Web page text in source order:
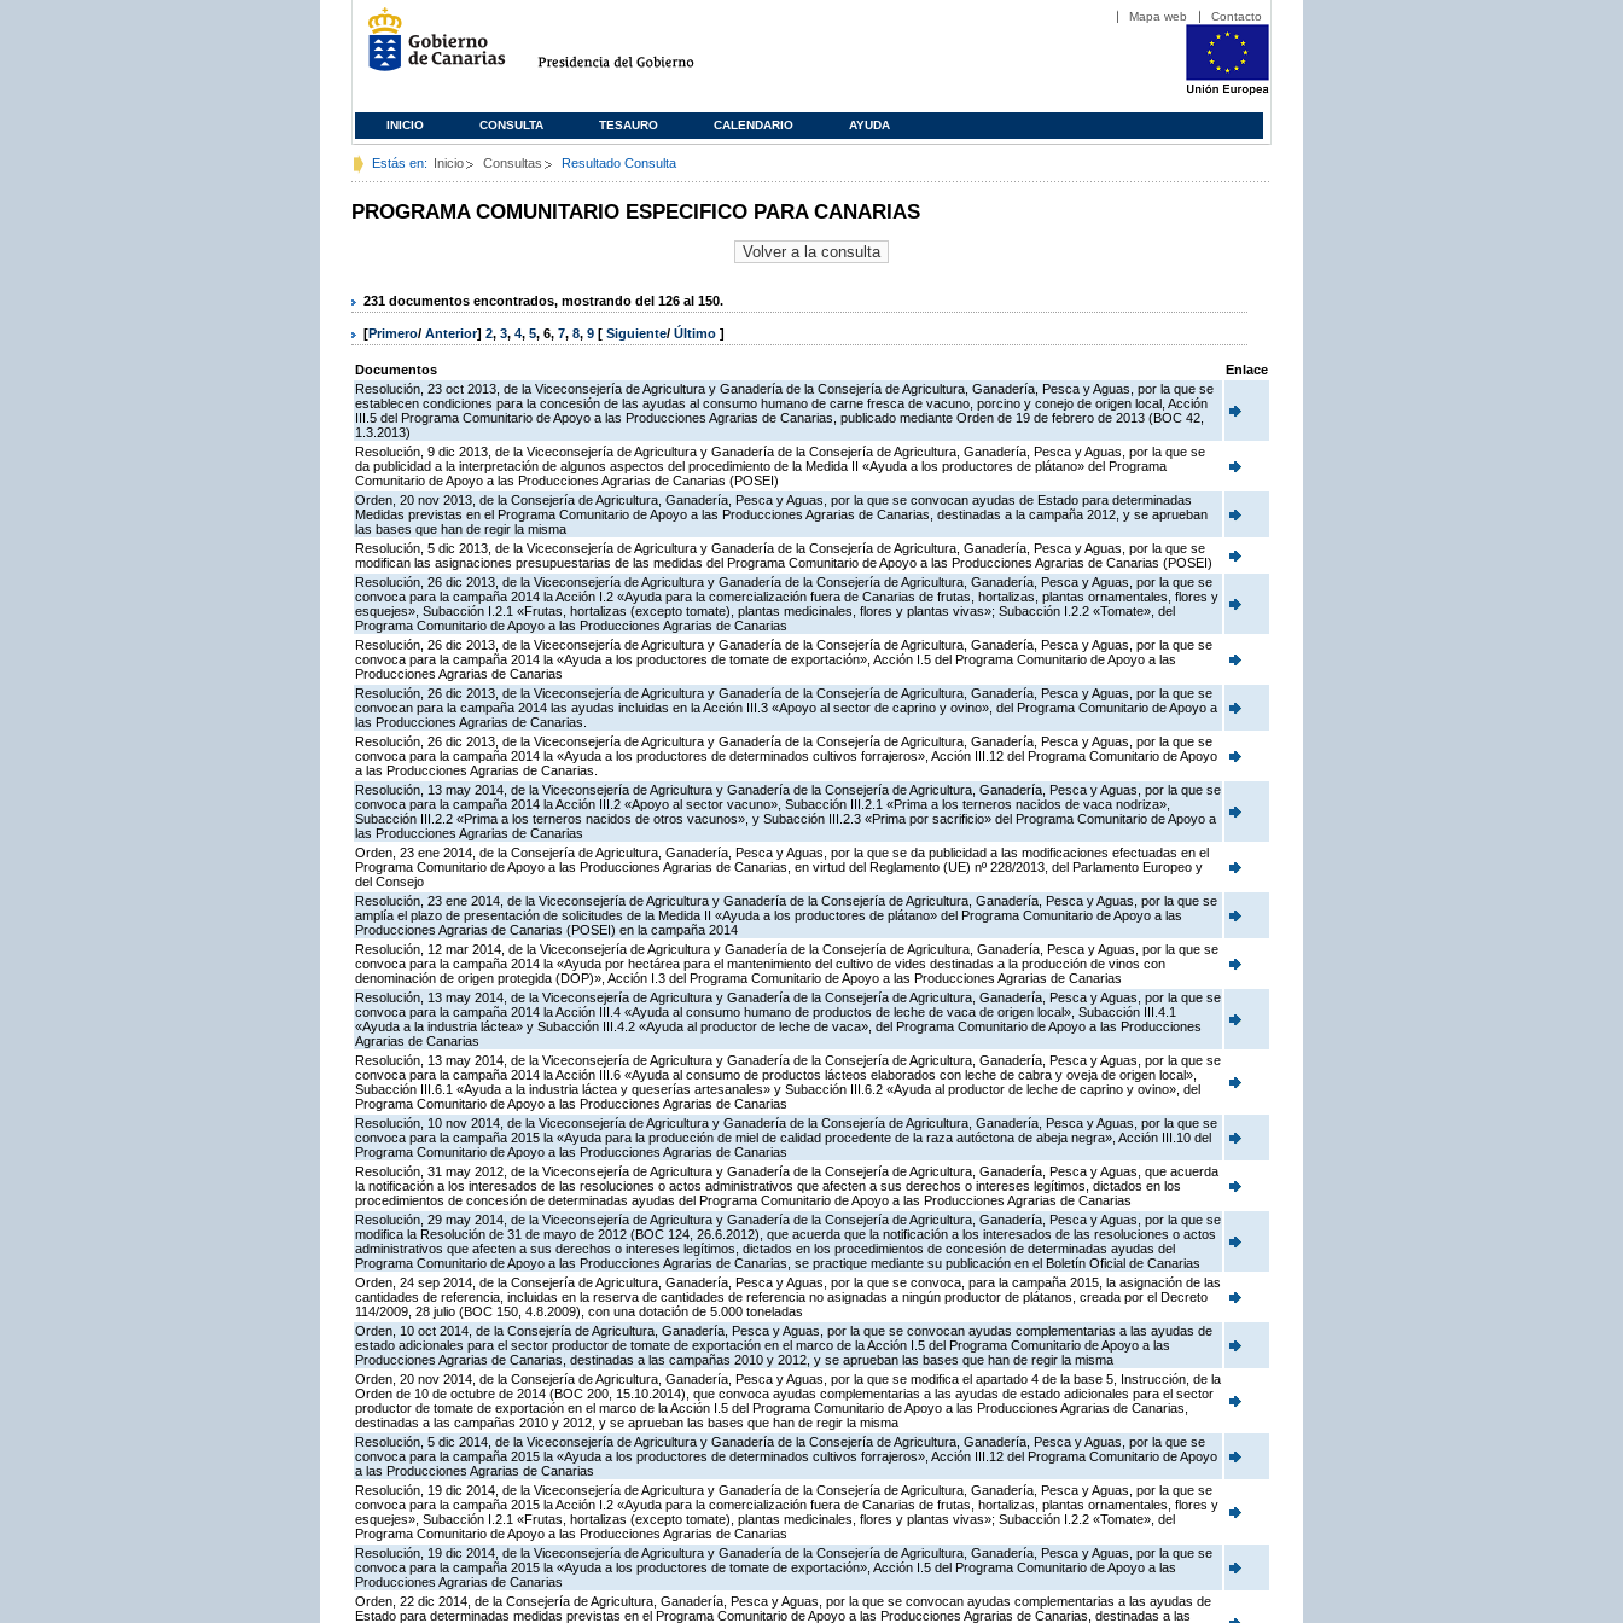
Mapa web Contacto
INICIO CONSULTA TESAURO CALENDARIO AYUDA
Estás en: Inicio Consultas Resultado Consulta
PROGRAMA COMUNITARIO ESPECIFICO PARA CANARIAS
231 documentos encontrados, mostrando del 126 al 150.
[Primero/ Anterior] 2, 3, 4, 5, 6, 7, 8, 9 [ Siguiente/ Último ]
Documentos
Enlace
Resolución, 23 oct 2013, de la Viceconsejería de Agricultura y Ganadería de la Consejería de Agricultura, Ganadería, Pesca y Aguas, por la que se
establecen condiciones para la concesión de las ayudas al consumo humano de carne fresca de vacuno, porcino y conejo de origen local, Acción
III.5 del Programa Comunitario de Apoyo a las Producciones Agrarias de Canarias, publicado mediante Orden de 19 de febrero de 2013 (BOC 42,
1.3.2013)
Resolución, 9 dic 2013, de la Viceconsejería de Agricultura y Ganadería de la Consejería de Agricultura, Ganadería, Pesca y Aguas, por la que se
da publicidad a la interpretación de algunos aspectos del procedimiento de la Medida II «Ayuda a los productores de plátano» del Programa
Comunitario de Apoyo a las Producciones Agrarias de Canarias (POSEI)
Orden, 20 nov 2013, de la Consejería de Agricultura, Ganadería, Pesca y Aguas, por la que se convocan ayudas de Estado para determinadas
Medidas previstas en el Programa Comunitario de Apoyo a las Producciones Agrarias de Canarias, destinadas a la campaña 2012, y se aprueban
las bases que han de regir la misma
Resolución, 5 dic 2013, de la Viceconsejería de Agricultura y Ganadería de la Consejería de Agricultura, Ganadería, Pesca y Aguas, por la que se
modifican las asignaciones presupuestarias de las medidas del Programa Comunitario de Apoyo a las Producciones Agrarias de Canarias (POSEI)
Resolución, 26 dic 2013, de la Viceconsejería de Agricultura y Ganadería de la Consejería de Agricultura, Ganadería, Pesca y Aguas, por la que se
convoca para la campaña 2014 la Acción I.2 «Ayuda para la comercialización fuera de Canarias de frutas, hortalizas, plantas ornamentales, flores y
esquejes», Subacción I.2.1 «Frutas, hortalizas (excepto tomate), plantas medicinales, flores y plantas vivas»; Subacción I.2.2 «Tomate», del
Programa Comunitario de Apoyo a las Producciones Agrarias de Canarias
Resolución, 26 dic 2013, de la Viceconsejería de Agricultura y Ganadería de la Consejería de Agricultura, Ganadería, Pesca y Aguas, por la que se
convoca para la campaña 2014 la «Ayuda a los productores de tomate de exportación», Acción I.5 del Programa Comunitario de Apoyo a las
Producciones Agrarias de Canarias
Resolución, 26 dic 2013, de la Viceconsejería de Agricultura y Ganadería de la Consejería de Agricultura, Ganadería, Pesca y Aguas, por la que se
convocan para la campaña 2014 las ayudas incluidas en la Acción III.3 «Apoyo al sector de caprino y ovino», del Programa Comunitario de Apoyo a
las Producciones Agrarias de Canarias.
Resolución, 26 dic 2013, de la Viceconsejería de Agricultura y Ganadería de la Consejería de Agricultura, Ganadería, Pesca y Aguas, por la que se
convoca para la campaña 2014 la «Ayuda a los productores de determinados cultivos forrajeros», Acción III.12 del Programa Comunitario de Apoyo
a las Producciones Agrarias de Canarias.
Resolución, 13 may 2014, de la Viceconsejería de Agricultura y Ganadería de la Consejería de Agricultura, Ganadería, Pesca y Aguas, por la que se
convoca para la campaña 2014 la Acción III.2 «Apoyo al sector vacuno», Subacción III.2.1 «Prima a los terneros nacidos de vaca nodriza»,
Subacción III.2.2 «Prima a los terneros nacidos de otros vacunos», y Subacción III.2.3 «Prima por sacrificio» del Programa Comunitario de Apoyo a
las Producciones Agrarias de Canarias
Orden, 23 ene 2014, de la Consejería de Agricultura, Ganadería, Pesca y Aguas, por la que se da publicidad a las modificaciones efectuadas en el
Programa Comunitario de Apoyo a las Producciones Agrarias de Canarias, en virtud del Reglamento (UE) nº 228/2013, del Parlamento Europeo y
del Consejo
Resolución, 23 ene 2014, de la Viceconsejería de Agricultura y Ganadería de la Consejería de Agricultura, Ganadería, Pesca y Aguas, por la que se
amplía el plazo de presentación de solicitudes de la Medida II «Ayuda a los productores de plátano» del Programa Comunitario de Apoyo a las
Producciones Agrarias de Canarias (POSEI) en la campaña 2014
Resolución, 12 mar 2014, de la Viceconsejería de Agricultura y Ganadería de la Consejería de Agricultura, Ganadería, Pesca y Aguas, por la que se
convoca para la campaña 2014 la «Ayuda por hectárea para el mantenimiento del cultivo de vides destinadas a la producción de vinos con
denominación de origen protegida (DOP)», Acción I.3 del Programa Comunitario de Apoyo a las Producciones Agrarias de Canarias
Resolución, 13 may 2014, de la Viceconsejería de Agricultura y Ganadería de la Consejería de Agricultura, Ganadería, Pesca y Aguas, por la que se
convoca para la campaña 2014 la Acción III.4 «Ayuda al consumo humano de productos de leche de vaca de origen local», Subacción III.4.1
«Ayuda a la industria láctea» y Subacción III.4.2 «Ayuda al productor de leche de vaca», del Programa Comunitario de Apoyo a las Producciones
Agrarias de Canarias
Resolución, 13 may 2014, de la Viceconsejería de Agricultura y Ganadería de la Consejería de Agricultura, Ganadería, Pesca y Aguas, por la que se
convoca para la campaña 2014 la Acción III.6 «Ayuda al consumo de productos lácteos elaborados con leche de cabra y oveja de origen local»,
Subacción III.6.1 «Ayuda a la industria láctea y queserías artesanales» y Subacción III.6.2 «Ayuda al productor de leche de caprino y ovino», del
Programa Comunitario de Apoyo a las Producciones Agrarias de Canarias
Resolución, 10 nov 2014, de la Viceconsejería de Agricultura y Ganadería de la Consejería de Agricultura, Ganadería, Pesca y Aguas, por la que se
convoca para la campaña 2015 la «Ayuda para la producción de miel de calidad procedente de la raza autóctona de abeja negra», Acción III.10 del
Programa Comunitario de Apoyo a las Producciones Agrarias de Canarias
Resolución, 31 may 2012, de la Viceconsejería de Agricultura y Ganadería de la Consejería de Agricultura, Ganadería, Pesca y Aguas, que acuerda
la notificación a los interesados de las resoluciones o actos administrativos que afecten a sus derechos o intereses legítimos, dictados en los
procedimientos de concesión de determinadas ayudas del Programa Comunitario de Apoyo a las Producciones Agrarias de Canarias
Resolución, 29 may 2014, de la Viceconsejería de Agricultura y Ganadería de la Consejería de Agricultura, Ganadería, Pesca y Aguas, por la que se
modifica la Resolución de 31 de mayo de 2012 (BOC 124, 26.6.2012), que acuerda que la notificación a los interesados de las resoluciones o actos
administrativos que afecten a sus derechos o intereses legítimos, dictados en los procedimientos de concesión de determinadas ayudas del
Programa Comunitario de Apoyo a las Producciones Agrarias de Canarias, se practique mediante su publicación en el Boletín Oficial de Canarias
Orden, 24 sep 2014, de la Consejería de Agricultura, Ganadería, Pesca y Aguas, por la que se convoca, para la campaña 2015, la asignación de las
cantidades de referencia, incluidas en la reserva de cantidades de referencia no asignadas a ningún productor de plátanos, creada por el Decreto
114/2009, 28 julio (BOC 150, 4.8.2009), con una dotación de 5.000 toneladas
Orden, 10 oct 2014, de la Consejería de Agricultura, Ganadería, Pesca y Aguas, por la que se convocan ayudas complementarias a las ayudas de
estado adicionales para el sector productor de tomate de exportación en el marco de la Acción I.5 del Programa Comunitario de Apoyo a las
Producciones Agrarias de Canarias, destinadas a las campañas 2010 y 2012, y se aprueban las bases que han de regir la misma
Orden, 20 nov 2014, de la Consejería de Agricultura, Ganadería, Pesca y Aguas, por la que se modifica el apartado 4 de la base 5, Instrucción, de la
Orden de 10 de octubre de 2014 (BOC 200, 15.10.2014), que convoca ayudas complementarias a las ayudas de estado adicionales para el sector
productor de tomate de exportación en el marco de la Acción I.5 del Programa Comunitario de Apoyo a las Producciones Agrarias de Canarias,
destinadas a las campañas 2010 y 2012, y se aprueban las bases que han de regir la misma
Resolución, 5 dic 2014, de la Viceconsejería de Agricultura y Ganadería de la Consejería de Agricultura, Ganadería, Pesca y Aguas, por la que se
convoca para la campaña 2015 la «Ayuda a los productores de determinados cultivos forrajeros», Acción III.12 del Programa Comunitario de Apoyo
a las Producciones Agrarias de Canarias
Resolución, 19 dic 2014, de la Viceconsejería de Agricultura y Ganadería de la Consejería de Agricultura, Ganadería, Pesca y Aguas, por la que se
convoca para la campaña 2015 la Acción I.2 «Ayuda para la comercialización fuera de Canarias de frutas, hortalizas, plantas ornamentales, flores y
esquejes», Subacción I.2.1 «Frutas, hortalizas (excepto tomate), plantas medicinales, flores y plantas vivas»; Subacción I.2.2 «Tomate», del
Programa Comunitario de Apoyo a las Producciones Agrarias de Canarias
Resolución, 19 dic 2014, de la Viceconsejería de Agricultura y Ganadería de la Consejería de Agricultura, Ganadería, Pesca y Aguas, por la que se
convoca para la campaña 2015 la «Ayuda a los productores de tomate de exportación», Acción I.5 del Programa Comunitario de Apoyo a las
Producciones Agrarias de Canarias
Orden, 22 dic 2014, de la Consejería de Agricultura, Ganadería, Pesca y Aguas, por la que se convocan ayudas complementarias a las ayudas de
Estado para determinadas medidas previstas en el Programa Comunitario de Apoyo a las Producciones Agrarias de Canarias, destinadas a las